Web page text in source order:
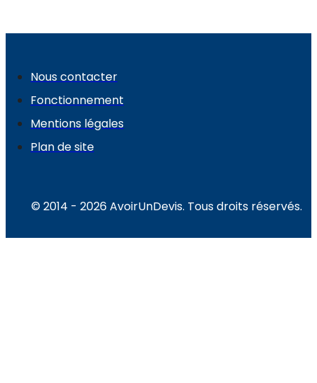
Nous contacter
Fonctionnement
Mentions légales
Plan de site
© 2014 - 2026 AvoirUnDevis. Tous droits réservés.